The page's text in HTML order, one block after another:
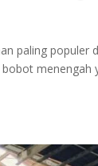
paling populer